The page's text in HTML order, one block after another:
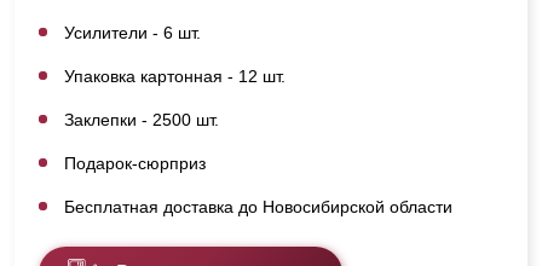
Усилители - 6 шт.
Упаковка картонная - 12 шт.
Заклепки - 2500 шт.
Подарок-сюрприз
Бесплатная доставка до Новосибирской области